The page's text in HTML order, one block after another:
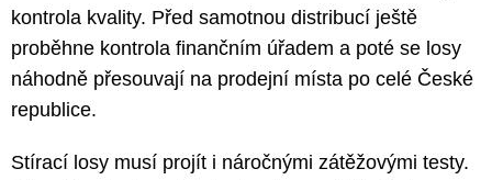
kontrola kvality. Před samotnou distribucí ještě
proběhne kontrola finančním úřadem a poté se losy
náhodně přesouvají na prodejní místa po celé České
republice.
Stírací losy musí projít i náročnými zátěžovými testy.